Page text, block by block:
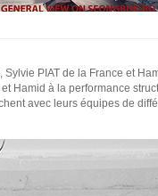
PIAT de la France et
Hamid à la performance
avec leurs équipes de